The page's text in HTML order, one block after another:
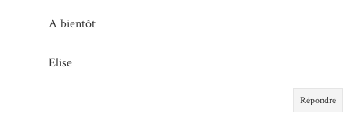
A bientôt
Elise
Répondre